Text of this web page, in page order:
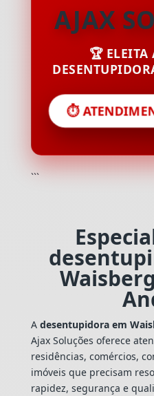
AJAX
🏆 ELEITA
⏱️
```
A desentupidora em
Ajax Soluções oferece
residências, comércios,
imóveis que precisam
rapidez, segurança e